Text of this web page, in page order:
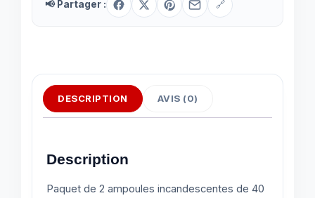
📢 Partager : 🔗
DESCRIPTION AVIS (0)
Description
Paquet de 2 ampoules incandescentes de 40